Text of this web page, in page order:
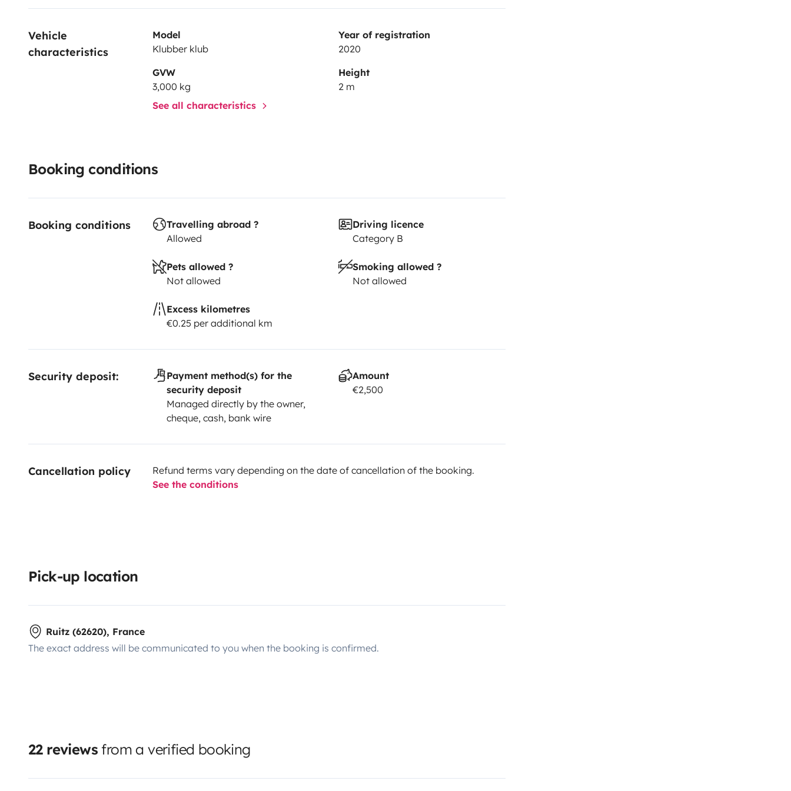
Vehicle
characteristics
Model
Klubber klub
Year of registration
2020
GVW
3,000 kg
Height
2 m
See all characteristics
Booking conditions
Booking conditions
Travelling abroad ?
Allowed
Driving licence
Category B
Pets allowed ?
Not allowed
Smoking allowed ?
Not allowed
Excess kilometres
€0.25 per additional km
Security deposit:
Payment method(s) for the
security deposit
Managed directly by the owner,
cheque, cash, bank wire
Amount
€2,500
Cancellation policy
Refund terms vary depending on the date of cancellation of the booking.
See the conditions
Pick-up location
Ruitz (62620), France
The exact address will be communicated to you when the booking is confirmed.
22 reviews from a verified booking